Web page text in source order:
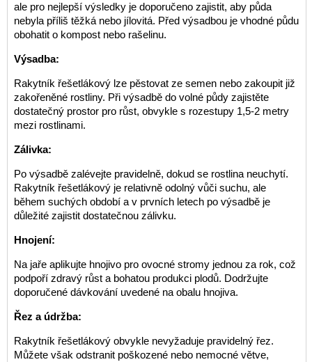
ale pro nejlepší výsledky je doporučeno zajistit, aby půda
nebyla příliš těžká nebo jílovitá. Před výsadbou je vhodné půdu
obohatit o kompost nebo rašelinu.
Výsadba:
Rakytník řešetlákový lze pěstovat ze semen nebo zakoupit již
zakořeněné rostliny. Při výsadbě do volné půdy zajistěte
dostatečný prostor pro růst, obvykle s rozestupy 1,5-2 metry
mezi rostlinami.
Zálivka:
Po výsadbě zalévejte pravidelně, dokud se rostlina neuchytí.
Rakytník řešetlákový je relativně odolný vůči suchu, ale
během suchých období a v prvních letech po výsadbě je
důležité zajistit dostatečnou zálivku.
Hnojení:
Na jaře aplikujte hnojivo pro ovocné stromy jednou za rok, což
podpoří zdravý růst a bohatou produkci plodů. Dodržujte
doporučené dávkování uvedené na obalu hnojiva.
Řez a údržba:
Rakytník řešetlákový obvykle nevyžaduje pravidelný řez.
Můžete však odstranit poškozené nebo nemocné větve,